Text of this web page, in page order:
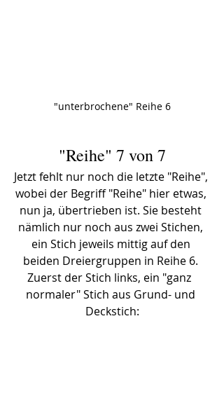
"unterbrochene" Reihe 6
"Reihe" 7 von 7
Jetzt fehlt nur noch die letzte "Reihe",
wobei der Begriff "Reihe" hier etwas,
nun ja, übertrieben ist. Sie besteht
nämlich nur noch aus zwei Stichen,
ein Stich jeweils mittig auf den
beiden Dreiergruppen in Reihe 6.
Zuerst der Stich links, ein "ganz
normaler" Stich aus Grund- und
Deckstich: